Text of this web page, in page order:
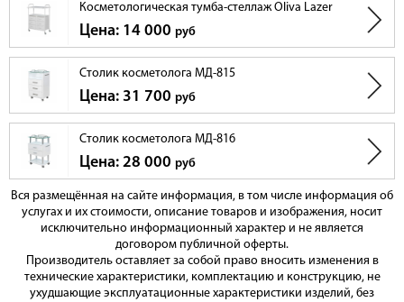
Косметологическая тумба-стеллаж Oliva Lazer
Цена: 14 000 руб
Столик косметолога МД-815
Цена: 31 700 руб
Столик косметолога МД-816
Цена: 28 000 руб
Вся размещённая на сайте информация, в том числе информация об
услугах и их стоимости, описание товаров и изображения, носит
исключительно информационный характер и не является
договором публичной оферты.
Производитель оставляет за собой право вносить изменения в
технические характеристики, комплектацию и конструкцию, не
ухудшающие эксплуатационные характеристики изделий, без